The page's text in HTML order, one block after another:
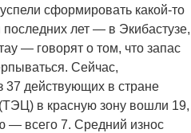
сформировать какой-то
лет — в Экибастузе,
— говорят о том, что запас
Сейчас,
37 действующих в стране
в красную зону вошли 19,
— всего 7. Средний износ